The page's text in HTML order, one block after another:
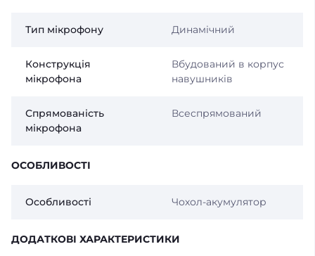
Тип мікрофону Динамічний
Конструкція
мікрофона
Вбудований в корпус
навушників
Спрямованість
мікрофона
Всеспрямований
ОСОБЛИВОСТІ
Особливості Чохол-акумулятор
ДОДАТКОВІ ХАРАКТЕРИСТИКИ